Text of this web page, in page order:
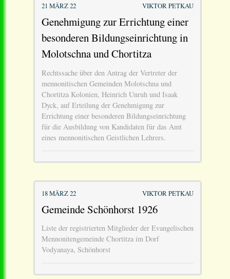
21 MÄRZ 22 VIKTOR PETKAU
Genehmigung zur Errichtung einer
besonderen Bildungseinrichtung in
Molotschna und Chortitza
Rechtssache über den Antrag der Vertreter der
mennonitischen Gemeinden Molotschna und
Chortitza Kolonien, Heinrich Unruh und Isaak
Dyck, auf Erteilung der Genehmigung zur
Errichtung einer besonderen Bildungseinrichtung
für die Ausbildung von Kandidaten für das Amt
eines mennonitischen Geistlichen Lehrers.
18 MÄRZ 22 VIKTOR PETKAU
Gemeinde Schönhorst 1926
Liste der registrierten Mitglieder der Evangelischen
Mennonitengemeinde Chortitza im Dorf
Vodyanaya, Schönhorst